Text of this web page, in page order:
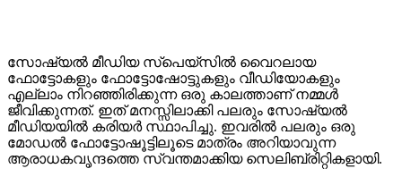
സോഷ്യൽ മീഡിയ സ്‌പെയ്‌സിൽ വൈറലായ
ഫോട്ടോകളും ഫോട്ടോഷോട്ടുകളും വീഡിയോകളും
എല്ലാം നിറഞ്ഞിരിക്കുന്ന ഒരു കാലത്താണ് നമ്മൾ
ജീവിക്കുന്നത്. ഇത് മനസ്സിലാക്കി പലരും സോഷ്യൽ
മീഡിയയിൽ കരിയർ സ്ഥാപിച്ചു. ഇവരിൽ പലരും ഒരു
മോഡൽ ഫോട്ടോഷൂട്ടിലൂടെ മാത്രം അറിയാവുന്ന
ആരാധകവൃന്ദത്തെ സ്വന്തമാക്കിയ സെലിബ്രിറ്റികളായി.